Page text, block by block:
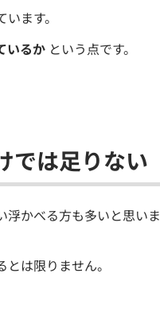
ます。
いるか という点です。
では足りない
浮かべる方も多いと思いま
は限りません。